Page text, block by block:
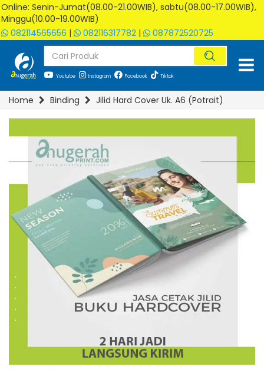
Online: Senin-Jumat(08.00-21.00WIB), sabtu(08.00-17.00WIB),
Minggu(10.00-19.00WIB)
082114565656 | 082116317782 | 087872520725
Youtube Instagram Facebook Tiktok
Home Binding Jilid Hard Cover Uk. A6 (Potrait)